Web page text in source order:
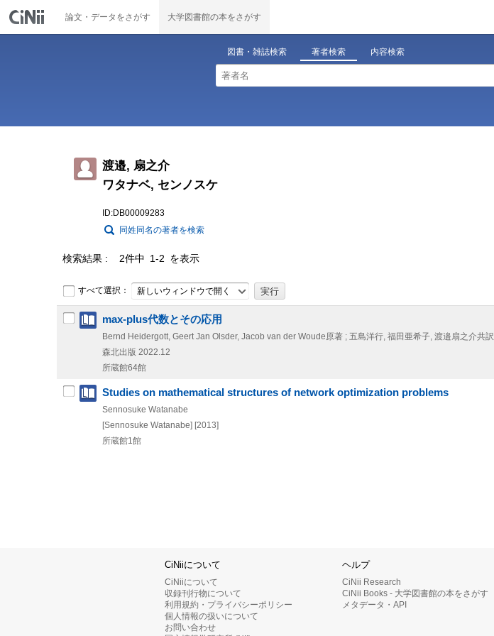
論文・データをさがす 大学図書館の本をさがす
図書・雑誌検索 著者検索 内容検索
渡邉, 扇之介
ワタナベ, センノスケ
ID:DB00009283
同姓同名の著者を検索
検索結果 2件中 1-2 を表示
すべて選択： 新しいウィンドウで開く
max-plus代数とその応用
Bernd Heidergott, Geert Jan Olsder, Jacob van der Woude原著 ; 五島洋行, 福田亜希子, 渡邉扇之介共訳
森北出版 2022.12
所蔵館64館
Studies on mathematical structures of network optimization problems
Sennosuke Watanabe
[Sennosuke Watanabe] [2013]
所蔵館1館
CiNiiについて
CiNiiについて
収録刊行物について
利用規約・プライバシーポリシー
個人情報の扱いについて
お問い合わせ
ヘルプ
CiNii Research
CiNii Books - 大学図書館の本をさがす
メタデータ・API